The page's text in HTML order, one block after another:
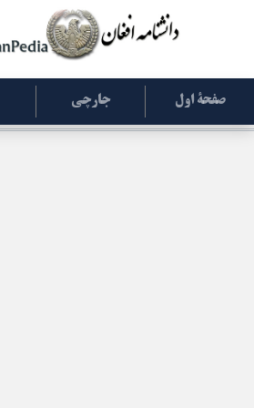
صفحۀ اول جارچی